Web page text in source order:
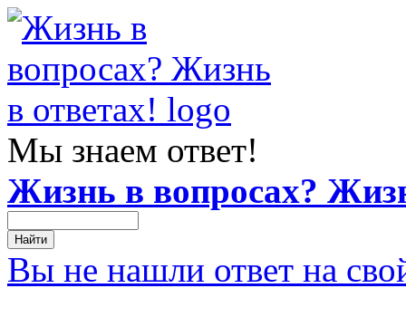
Мы знаем ответ!
Жизнь в вопросах?
Вы не нашли ответ на